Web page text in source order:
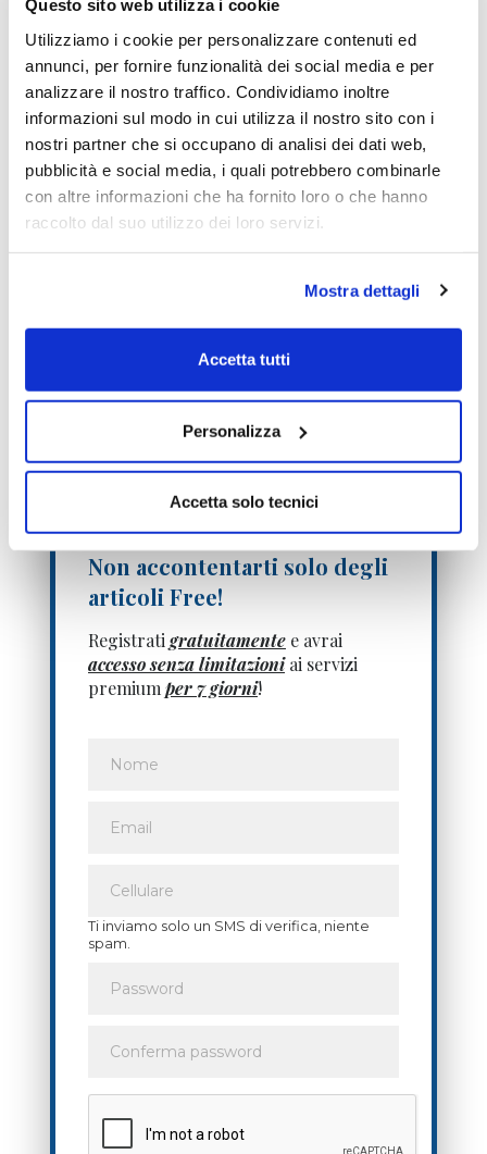
Questo sito web utilizza i cookie
Utilizziamo i cookie per personalizzare contenuti ed
annunci, per fornire funzionalità dei social media e per
analizzare il nostro traffico. Condividiamo inoltre
informazioni sul modo in cui utilizza il nostro sito con i
nostri partner che si occupano di analisi dei dati web,
pubblicità e social media, i quali potrebbero combinarle
con altre informazioni che ha fornito loro o che hanno
raccolto dal suo utilizzo dei loro servizi.
Mostra dettagli
Accetta tutti
Personalizza
Accetta solo tecnici
periodo, da impallinare appena strappa
L’autore del presente articolo è iscritto
all’Ordine dei Giornalisti e non detiene gli
strumenti oggetto delle sue analisi.
Emilio Tomasini
Non accontentarti solo degli
articoli Free!
Registrati gratuitamente e avrai
accesso senza limitazioniai servizi
premium per 7 giorni!
Ti inviamo solo un SMS di verifica, niente
spam.